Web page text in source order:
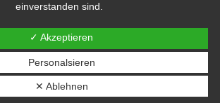
© 2026 copyright by THE JOKERS 2024
einverstanden sind.
✓ Akzeptieren
Personalsieren
✕ Ablehnen